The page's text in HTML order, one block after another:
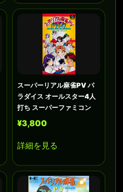
スーパーリアル麻雀PV パ
ラダイス オールスター4人
打ち スーパーファミコン
¥3,800
詳細を見る